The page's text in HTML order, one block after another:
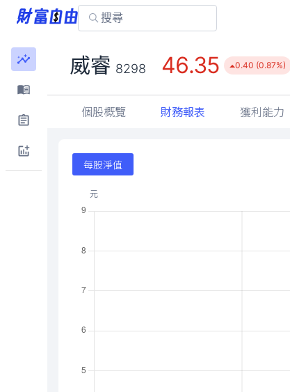
威睿 8298 46.35 0.40 (0.87%)
個股概覽 財務報表 獲利能力
每股淨值